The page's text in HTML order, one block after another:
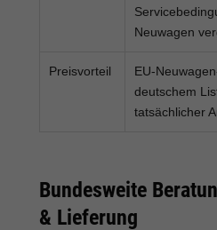
Neuwagen
Preisvorteil
EU-
deutschem
tatsächlicher
Bundesweite
& Lieferung